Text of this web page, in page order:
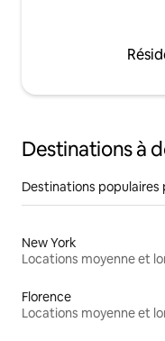
Destinations à
Destinations populaires
New York
Florence